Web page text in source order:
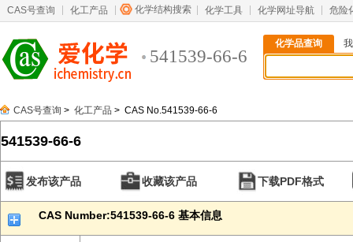
CAS号查询 化工产品 化学结构搜索 化学工具 化学网址导航 危险
541539-66-6
化学品查询
CAS号查询 > 化工产品 > CAS No.541539-66-6
541539-66-6
发布该产品 收藏该产品 下载PDF格式
CAS Number:541539-66-6 基本信息